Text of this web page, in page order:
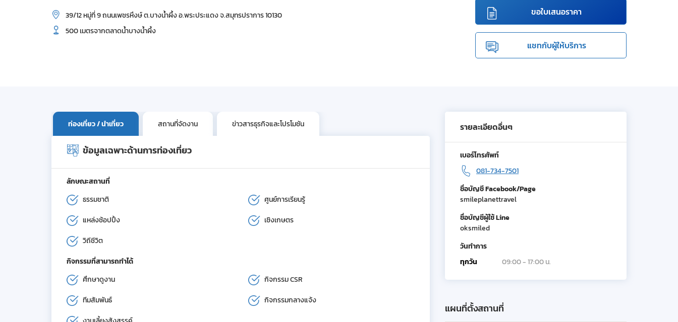
39/12 หมู่ที่ 9 ถนนเพชรหึงษ์ ต.บางน้ำผึ้ง อ.พระประแดง จ.สมุทรปราการ 10130
500 เมตรจากตลาดน้ำบางน้ำผึ้ง
ขอใบเสนอราคา
แชทกับผู้ให้บริการ
ท่องเที่ยว / นำเที่ยว สถานที่จัดงาน ข่าวสารธุรกิจและโปรโมชัน
ข้อมูลเฉพาะด้านการท่องเที่ยว
ลักษณะสถานที่
ธรรมชาติ
ศูนย์การเรียนรู้
แหล่งช้อปปิ้ง
เชิงเกษตร
วิถีชีวิต
กิจกรรมที่สามารถทำได้
ศึกษาดูงาน
กิจกรรม CSR
ทีมสัมพันธ์
กิจกรรมกลางแจ้ง
รายละเอียดอื่นๆ
เบอร์โทรศัพท์
081-734-7501
ชื่อบัญชี Facebook/Page
smileplanettravel
ชื่อบัญชีผู้ใช้ Line
oksmiled
วันทำการ
ทุกวัน
09:00 - 17:00 น.
แผนที่ตั้งสถานที่